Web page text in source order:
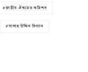
জাতীয় ঐক্যমত কমিশন
সালাহ উদ্দিন রিগ্যান